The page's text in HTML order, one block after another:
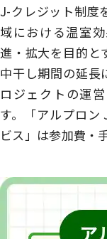
J-クレジット制度
域における温室
進・拡大を目的と
中干し期間の延⾧
ロジェクトの運
す。「アルプロン
ビス」は参加費・